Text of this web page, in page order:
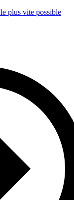
plus vite possible